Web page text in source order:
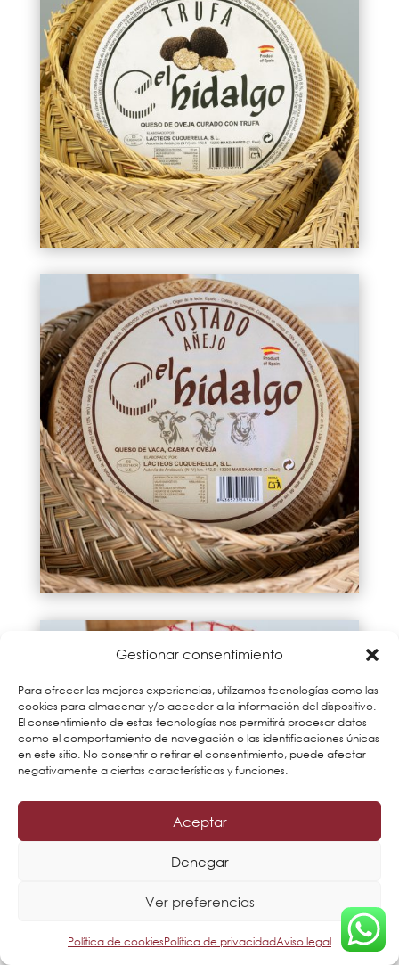
Gestionar consentimiento
Para ofrecer las mejores experiencias, utilizamos tecnologías como las
cookies para almacenar y/o acceder a la información del dispositivo.
El consentimiento de estas tecnologías nos permitirá procesar datos
como el comportamiento de navegación o las identificaciones únicas
en este sitio. No consentir o retirar el consentimiento, puede afectar
negativamente a ciertas características y funciones.
Aceptar
Denegar
Ver preferencias
Política de cookiesPolítica de privacidadAviso legal